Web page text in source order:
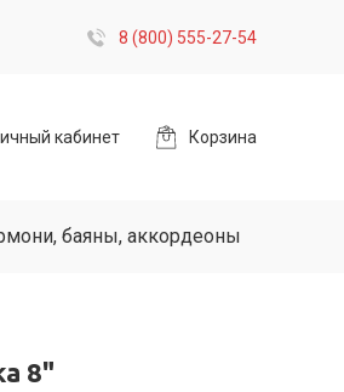
8 (800) 555-27-54
кабинет Корзина
баяны, аккордеоны
8"